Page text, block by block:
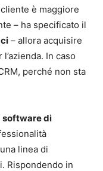
è maggiore
– ha specificato il
– allora acquisire
In caso
perché non sta
software di
linea di
Rispondendo in